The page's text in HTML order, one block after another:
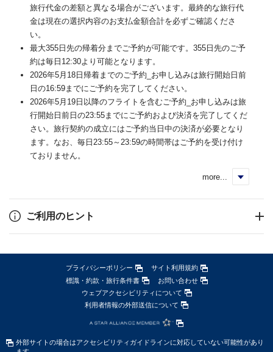
旅行代金の差額と異なる場合がございます。最終的な旅行代
金は現在の選択内容のお支払金額合計を必ずご確認くださ
い。
最大355日先の帰着分までご予約が可能です。355日先のご予
約は毎日12:30より可能となります。
2026年5月18日帰着までのご予約_お申し込みは旅行開始日前
日の16:59までにご予約を完了してください。
2026年5月19日以降のフライトを含むご予約_お申し込みは旅
行開始日前日の23:55までにご予約および決済を完了してくだ
さい。旅行契約の成立にはご予約当日中の決済が必要となり
ます。なお、毎日23:55～23:59の時間帯はご予約を受け付け
ておりません。
more...
ご利用のヒント
プライバシーポリシー
サイト利用規約
標識・約款・旅行条件書
お問い合わせ
ウェブアクセシビリティについて
利用者情報の外部送信について
外部サイトの場合はアクセシビリティガイドラインに対応していない可能性があり